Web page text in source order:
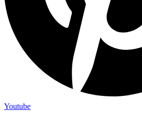
Youtube